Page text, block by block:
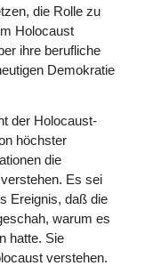
die Rolle zu
Holocaust
ihre berufliche
Demokratie
der Holocaust-
höchster
die
Es sei
Ereignis, daß die
warum es
hatte. Sie
verstehen.